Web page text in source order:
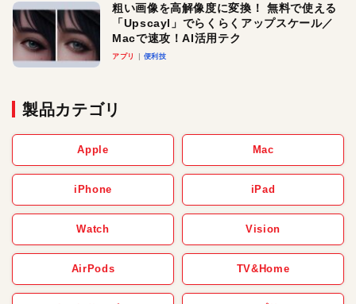
粗い画像を高解像度に変換！ 無料で使える
「Upscayl」でらくらくアップスケール／
Macで速攻！AI活用テク
アプリ 便利技
製品カテゴリ
Apple Mac
iPhone iPad
Watch Vision
AirPods TV&Home